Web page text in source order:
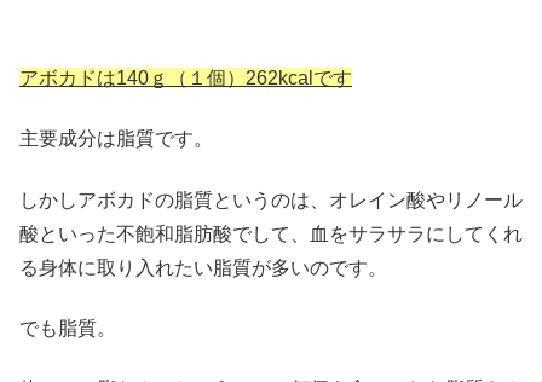
アボカドは140ｇ（１個）262kcalです
主要成分は脂質です。
しかしアボカドの脂質というのは、オレイン酸やリノール
酸といった不飽和脂肪酸でして、血をサラサラにしてくれ
る身体に取り入れたい脂質が多いのです。
でも脂質。